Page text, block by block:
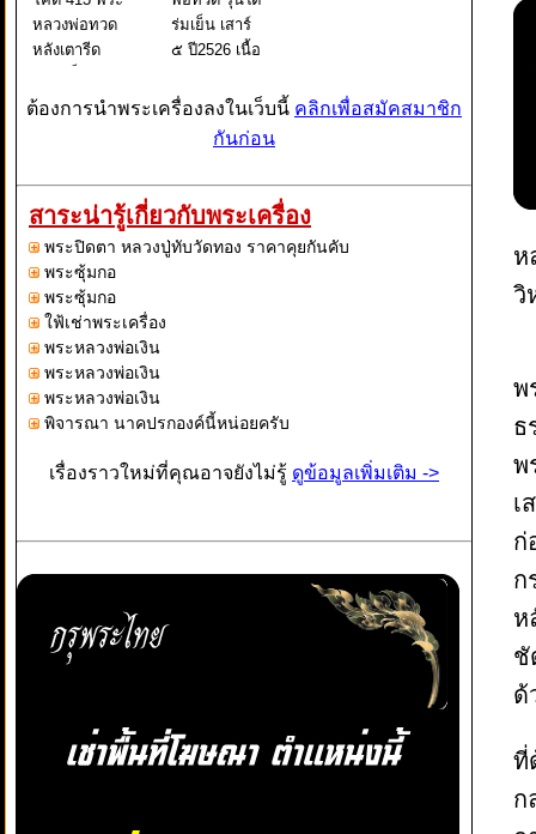
หลวงพ่อทวด
หลังเตารีด
อาปาเช่ แข้ง
อีกรุ่นหนึ่งใน
ตระกูล พระ
หลวงพ่อทวด
ร่มเย็น เสาร์
๕ ปี2526 เนื้อ
ทรงและราย
ละเอียดต่างๆ
ของเหรียญ
จากเหรียญ
หลวงพ่อทวด
รุ่นแรก ปี2550
ต้องการนำพระเครื่องลงในเว็บนี้ คลิกเพื่อสมัคสมาชิก
กันก่อน
สาระน่ารู้เกี่ยวกับพระเครื่อง
พระปิดตา หลวงปู่ทับวัดทอง ราคาคุยกันคับ
พระซุ้มกอ
พระซุ้มกอ
ใฟ้เช่าพระเครื่อง
พระหลวงพ่อเงิน
พระหลวงพ่อเงิน
พระหลวงพ่อเงิน
พิจารณา นาคปรกองค์นี้หน่อยครับ
เรื่องราวใหม่ที่คุณอาจยังไม่รู้ ดูข้อมูลเพิ่มเติม ->
ห
วิ
พ
ธ
พ
เ
ก่
ก
ห
ชั
ด้
ที่
ก